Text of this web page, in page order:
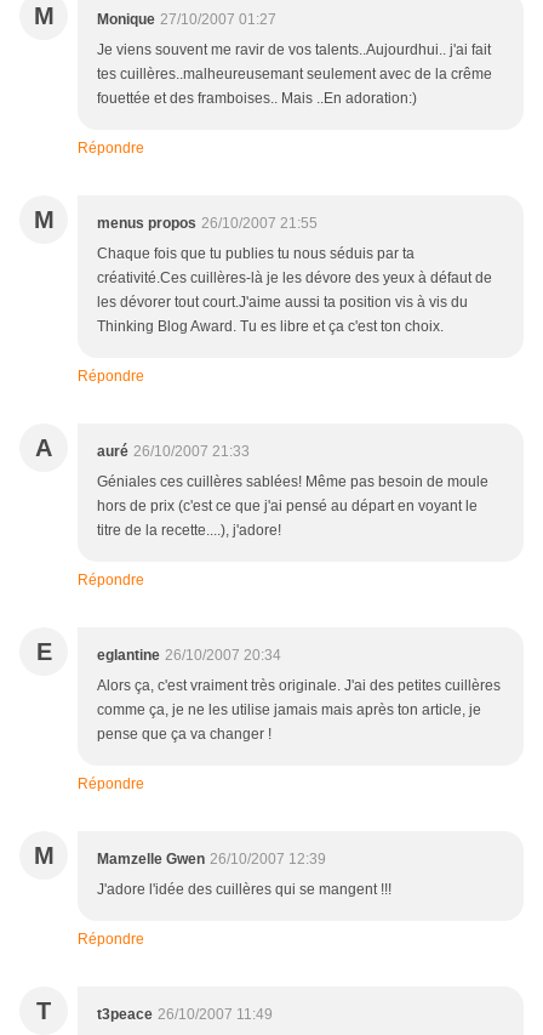
M Monique 27/10/2007 01:27
Je viens souvent me ravir de vos talents..Aujourdhui.. j'ai fait
tes cuillères..malheureusemant seulement avec de la crême
fouettée et des framboises.. Mais ..En adoration:)
Répondre
M menus propos 26/10/2007 21:55
Chaque fois que tu publies tu nous séduis par ta
créativité.Ces cuillères-là je les dévore des yeux à défaut de
les dévorer tout court.J'aime aussi ta position vis à vis du
Thinking Blog Award. Tu es libre et ça c'est ton choix.
Répondre
A auré 26/10/2007 21:33
Géniales ces cuillères sablées! Même pas besoin de moule
hors de prix (c'est ce que j'ai pensé au départ en voyant le
titre de la recette....), j'adore!
Répondre
E eglantine 26/10/2007 20:34
Alors ça, c'est vraiment très originale. J'ai des petites cuillères
comme ça, je ne les utilise jamais mais après ton article, je
pense que ça va changer !
Répondre
M Mamzelle Gwen 26/10/2007 12:39
J'adore l'idée des cuillères qui se mangent !!!
Répondre
T t3peace 26/10/2007 11:49